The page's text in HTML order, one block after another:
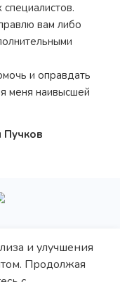
и улучшения
Продолжая
вам либо
и оправдать
меня наивысшей
Пучков
87
данных